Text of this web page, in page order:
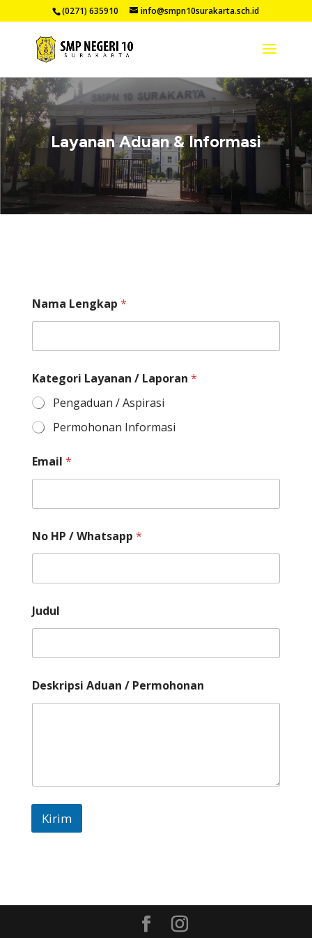
(0271) 635910 info@smpn10surakarta.sch.id
Layanan Aduan & Informasi
Nama Lengkap *
Kategori Layanan / Laporan *
Pengaduan / Aspirasi
Permohonan Informasi
Email *
No HP / Whatsapp *
Judul
Deskripsi Aduan / Permohonan
Kirim